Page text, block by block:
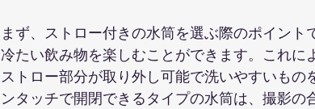
まず、ストロー付きの水筒を選ぶ際のポイン
冷たい飲み物を楽しむことができます。これに
ストロー部分が取り外し可能で洗いやすいも
ンタッチで開閉できるタイプの水筒は、撮影の